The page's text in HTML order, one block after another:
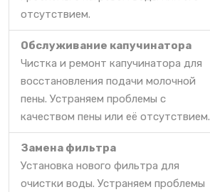
отсутствием.
Обслуживание капучинатора
Чистка и ремонт капучинатора для
восстановления подачи молочной
пены. Устраняем проблемы с
качеством пены или её отсутствием.
Замена фильтра
Установка нового фильтра для
очистки воды. Устраняем проблемы